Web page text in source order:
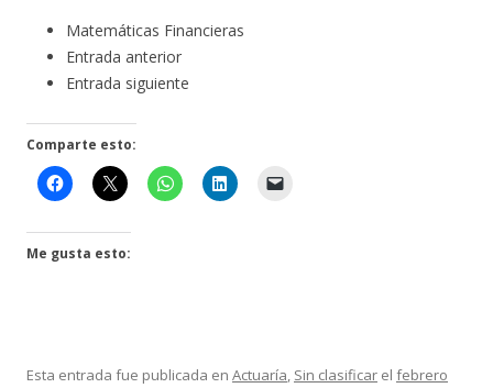
Matemáticas Financieras
Entrada anterior
Entrada siguiente
Comparte esto:
Me gusta esto:
Esta entrada fue publicada en Actuaría, Sin clasificar el febrero